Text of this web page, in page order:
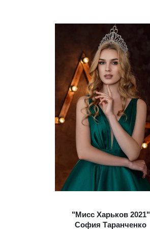
"Мисс Харьков 2021"
София Таранченко